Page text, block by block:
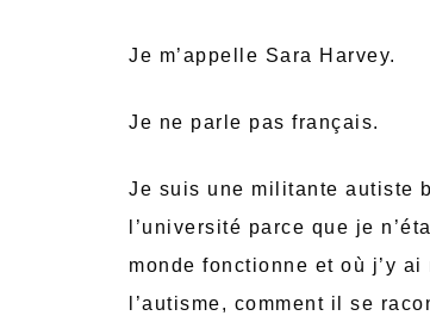
Je m’appelle Sara Harvey.
Je ne parle pas français.
Je suis une militante autiste
l’université parce que je
monde fonctionne et où j’y
l’autisme, comment il se